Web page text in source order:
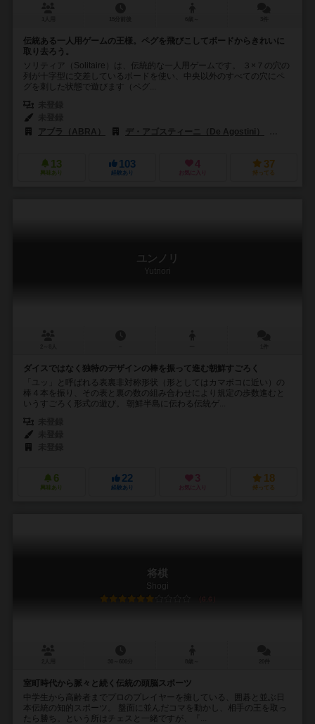
伝統ある一人用ゲームの王様。ペグを飛びこしてボードからきれいに
取り去ろう。
ソリティア（Solitaire）は、伝統的な一人用ゲームです。 ３×７の穴の
列が十字型に交差しているボードを使い、中央以外のすべての穴にペ
グを刺した状態で遊びます（ペグ...
アブラ（ABRA）
デ・アゴスティーニ（De Agostini）
13
興味あり
103
経験あり
4
お気に入り
37
持ってる
ユンノリ
Yutnori
ダイスではなく独特のデザインの棒を振って進む朝鮮すごろく
「ユッ」と呼ばれる表裏非対称形状（形としてはカマボコに近い）の
棒４本を振り、その表と裏の数の組み合わせにより規定の歩数進むと
いうすごろく形式の遊び。 朝鮮半島に伝わる伝統ゲ...
6
興味あり
22
経験あり
3
お気に入り
18
持ってる
将棋
Shogi
6.6
室町時代から脈々と続く伝統の頭脳スポーツ
中学生から高齢者までプロのプレイヤーを擁している、囲碁と並ぶ日
本伝統の知的スポーツ。 盤面に並んだコマを動かし、相手の王を取っ
たら勝ち。という所はチェスと一緒ですが、『...